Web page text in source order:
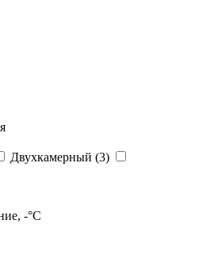
Двухкамерный (3)
-°C